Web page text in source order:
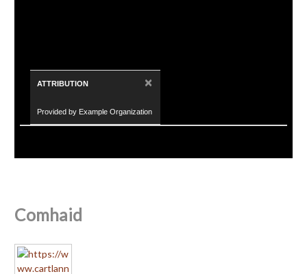
ATTRIBUTION ×
Provided by Example Organization
Comhaid